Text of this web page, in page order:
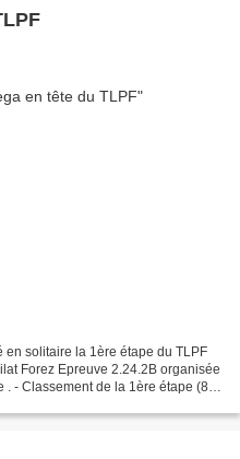
en solitaire la 1ère étape du TLPF
Forez Epreuve 2.24.2B organisée
- Classement de la 1ère étape (85